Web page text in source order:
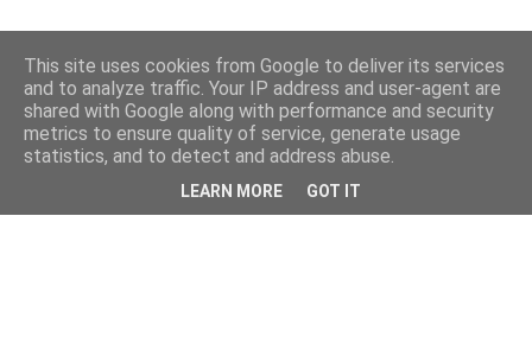
This site uses cookies from Google to deliver its services
and to analyze traffic. Your IP address and user-agent are
shared with Google along with performance and security
metrics to ensure quality of service, generate usage
statistics, and to detect and address abuse.
LEARN MORE GOT IT